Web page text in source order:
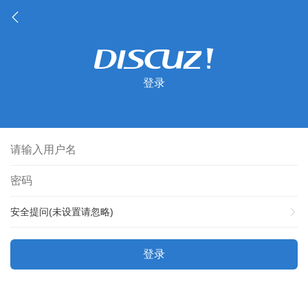
登录
安全提问(未设置请忽略)
登录